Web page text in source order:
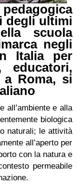
degli ultimi
scuola
negli
Italia per
educatori,
a Roma, si
all’ambiente e alla
biologica
naturali; le attività
all’aperto per
con la natura e
permeabile